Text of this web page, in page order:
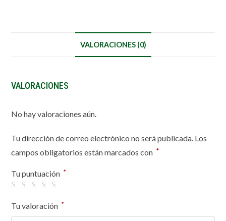
VALORACIONES (0)
VALORACIONES
No hay valoraciones aún.
Tu dirección de correo electrónico no será publicada. Los
campos obligatorios están marcados con *
Tu puntuación *
Tu valoración *